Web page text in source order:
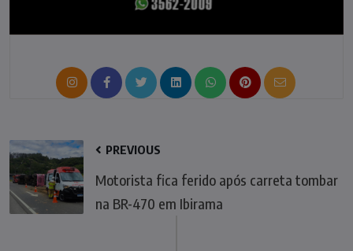
PREVIOUS
Motorista fica ferido após carreta tombar
na BR-470 em Ibirama